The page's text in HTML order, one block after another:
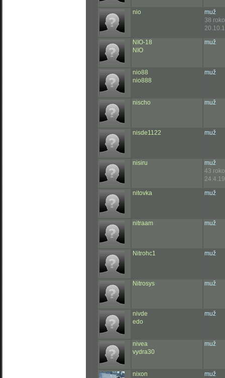
nio
muž
38
NIO-18
NIO
muž
nio88
nio888
muž
nischo muž
nisde1122 muž
nisiru
muž
43
nitovka
muž
nitraam muž
Nitrohc1 muž
Nitrosys muž
nivde
edo
muž
nivea
vydra30
muž
nixon
muž